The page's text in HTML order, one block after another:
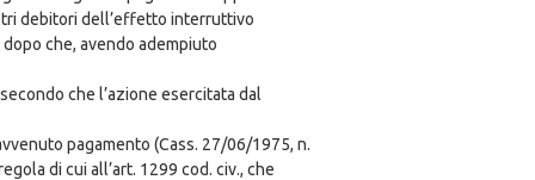
debitori dell’effetto interruttivo
che, avendo adempiuto
che l’azione esercitata dal
pagamento (Cass. 27/06/1975, n.
di cui all’art. 1299 cod. civ., che